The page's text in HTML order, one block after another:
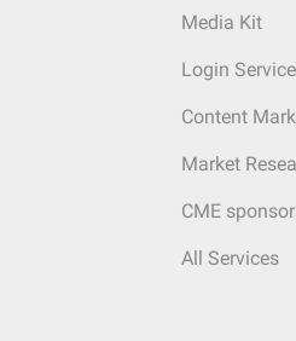
Media Kit
Login
Content
Market
CME
All Services